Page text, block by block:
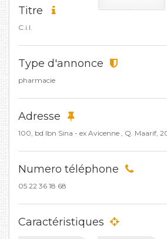
Titre
C.i.l.
Type d'annonce
pharmacie
Adresse
100, bd Ibn Sina - ex Avicenne , Q. Maarif,
Numero téléphone
05 22 36 18 68
Caractéristiques